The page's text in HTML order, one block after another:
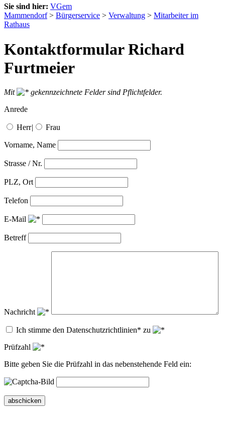
Sie sind hier: VGem
Mammendorf> Bürgerservice > Verwaltung > Mitarbeiter im
Rathaus
Kontaktformular Richard
Furtmeier
Mit
gekennzeichnete Felder sind Pflichtfelder.
Anrede
Herr| Frau
Vorname, Name
Strasse / Nr.
PLZ, Ort
Telefon
E-Mail
Betreff
Nachricht
Ich stimme den Datenschutzrichtlinien* zu
Prüfzahl
Bitte geben Sie die Prüfzahl in das nebenstehende Feld ein:
abschicken